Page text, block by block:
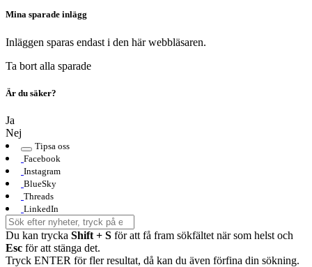
Mina sparade inlägg
Inläggen sparas endast i den här webbläsaren.
Ta bort alla sparade
Är du säker?
Ja
Nej
Tipsa oss
Facebook
Instagram
BlueSky
Threads
LinkedIn
Du kan trycka Shift + S för att få fram sökfältet när som helst och
Esc för att stänga det.
Tryck ENTER för fler resultat, då kan du även förfina din sökning.